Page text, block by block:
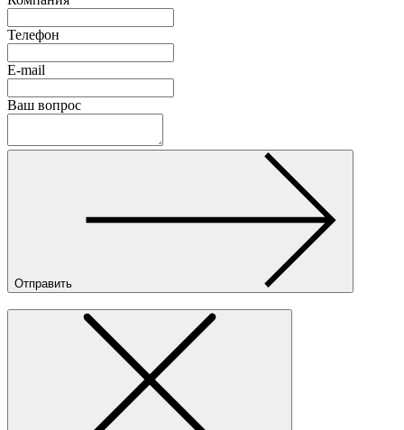
Телефон
E-mail
Ваш вопрос
Отправить